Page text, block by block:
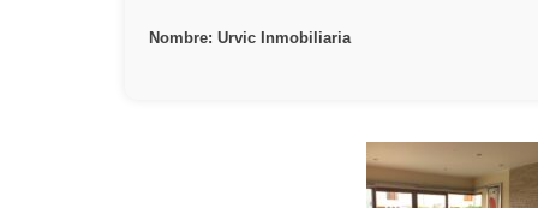
Nombre: Urvic Inmobiliaria